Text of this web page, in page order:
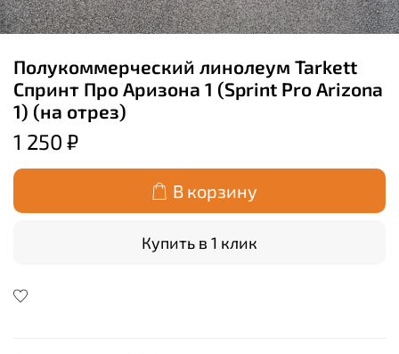
Полукоммерческий линолеум Tarkett
Спринт Про Аризона 1 (Sprint Pro Arizona
1) (на отрез)
1 250 ₽
В корзину
Купить в 1 клик